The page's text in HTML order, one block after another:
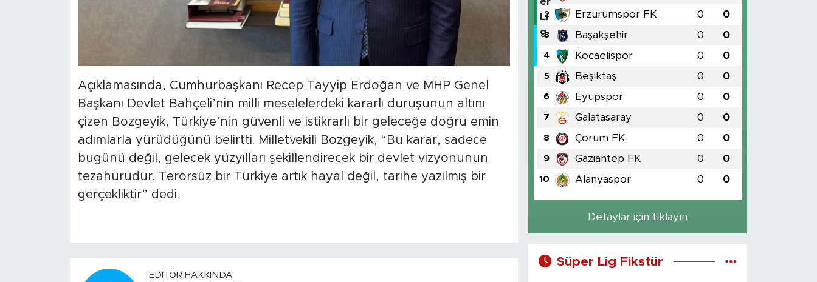
Açıklamasında, Cumhurbaşkanı Recep Tayyip Erdoğan ve MHP Genel
Başkanı Devlet Bahçeli’nin milli meselelerdeki kararlı duruşunun altını
çizen Bozgeyik, Türkiye’nin güvenli ve istikrarlı bir geleceğe doğru emin
adımlarla yürüdüğünü belirtti. Milletvekili Bozgeyik, “Bu karar, sadece
bugünü değil, gelecek yüzyılları şekillendirecek bir devlet vizyonunun
tezahürüdür. Terörsüz bir Türkiye artık hayal değil, tarihe yazılmış bir
gerçekliktir” dedi.
EDITÖR HAKKINDA
2 Erzurumspor FK 0 0
3 Başakşehir 0 0
4 Kocaelispor 0 0
5 Beşiktaş 0 0
6 Eyüpspor 0 0
7 Galatasaray 0 0
8 Çorum FK 0 0
9 Gaziantep FK 0 0
10 Alanyaspor 0 0
Detaylar için tıklayın
Süper Lig Fikstür